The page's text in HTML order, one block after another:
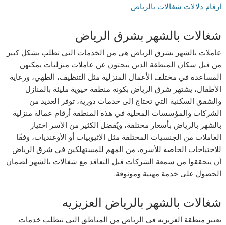
ارقام دلالات شغالات بالرياض
شغالات بالشهر بشرق الرياض
عاملات بالشهر بشرق الرياض هي من الخدمات التي تطلب بشكل كبير
من قبل سكان المنطقة الذين يبحثون عن عاملات منزليات يمكنهن
المساعدة في مختلف الأعمال المنزلية مثل التنظيف، الطهي، ورعاية
الأطفال، يشتهر شرق الرياض بكونه منطقة حيوية مليئة بالمنازل
والشقق السكنية التي تحتاج إلى خدمات دورية، توفر العديد من
الشركات والمؤسسات المحلية في هذه المنطقة أرقام عمالة منزلية
بالشهر بالرياض بأسعار مختلفة، ويُفضل الكثير من الأسر اختيار
العاملات من الجنسيات المختلفة مثل الإثيوبيات أو الأوغنديات، وفقًا
للاحتياجات الخاصة للأسرة، من المهم للمستهلكين في شرق الرياض
أن يتحققوا من سمعة الشركات قبل التعاقد مع شغالات بالشهر لضمان
الحصول على خدمة مهنية وموثوقة.
شغالات بالشهر بالرياض العزيزيه
تعتبر منطقة العزيزيه في الرياض من المناطق التي تتطلب خدمات